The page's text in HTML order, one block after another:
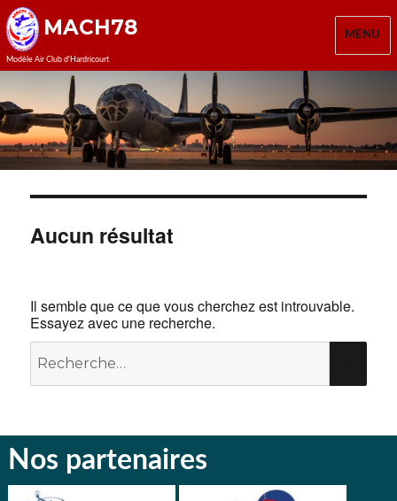
MACH78
Modèle Air Club d'Hardricourt
MENU
Aucun résultat
Il semble que ce que vous cherchez est introuvable.
Essayez avec une recherche.
Recherche
Nos partenaires